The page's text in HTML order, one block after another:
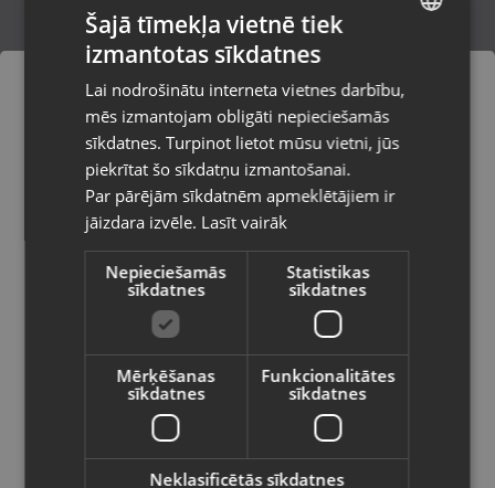
OSG V-POT M14x1.5 OH4 5P
Smiltene, Baznīcas laukums 4
Stāvoklis Jauns (Garantija 24 mēneši)
15.00€
Skrūvju komplekts Tayg
Pasūtījumi tiks piegādāti uz
izvēlēto valsti
Vietnes saturs būs attēlots izvēlētajā
valodā
Valsts
Latviešu / Latvian
RUSSIAN
Šajā tīmekļa vietnē tiek
izmantotas sīkdatnes
Lai nodrošinātu interneta vietnes darbību,
mēs izmantojam obligāti nepieciešamās
sīkdatnes. Turpinot lietot mūsu vietni, jūs
piekrītat šo sīkdatņu izmantošanai.
Par pārējām sīkdatnēm apmeklētājiem ir
jāizdara izvēle. Lasīt vairāk
Nepieciešamās
sīkdatnes
Statistikas
sīkdatnes
Mērķēšanas
sīkdatnes
Funkcionalitātes
sīkdatnes
Neklasificētās sīkdatnes